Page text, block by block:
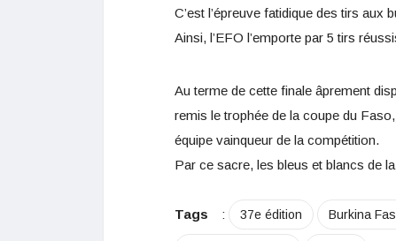
C’est l’épreuve fatidique des tirs aux
Ainsi, l’EFO l’emporte par 5 tirs
Au terme de cette finale âprement
remis le trophée de la coupe du
équipe vainqueur de la compétition.
Par ce sacre, les bleus et blancs de
Tags : 37e édition Burkina